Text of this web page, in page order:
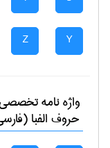
Y
Z
واژه نامه
حروف الفبا